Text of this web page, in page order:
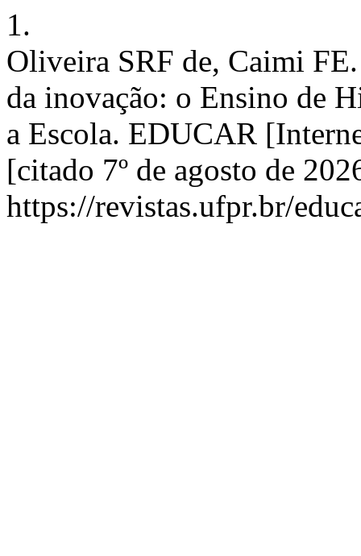
1.
Oliveira SRF de, Caimi
da inovação: o Ensino de
a Escola. EDUCAR
[citado 7º de agosto de
https://revistas.ufpr.br/